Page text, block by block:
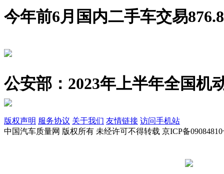
今年前6月国内二手车交易
公安部：2023年上半年全国机
版权声明 服务协议 关于我们 友情链接 访问手机站
中国汽车质量网 版权所有 未经许可不得转载 京ICP备09084810